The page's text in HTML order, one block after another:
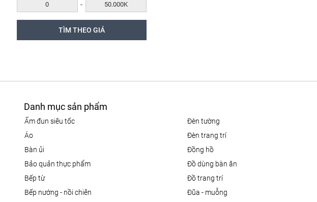
-
Danh mục sản phẩm
ấm đun siêu tốc
áo
bàn ủi
bảo quản thực phẩm
bếp từ
bếp nướng - nồi chiên
đèn tường
đèn trang trí
đồng hồ
đồ dùng bàn ăn
đồ trang trí
đũa - muỗng